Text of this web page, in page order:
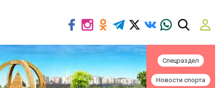
Спецраздел
Новости спорта